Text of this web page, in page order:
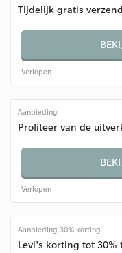
Tijdelijk gratis
Verlopen
Aanbieding
Profiteer van de
Verlopen
Aanbieding 30% korting
Levi's korting tot